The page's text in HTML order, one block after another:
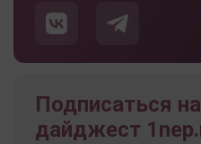
Подписаться
дайджест